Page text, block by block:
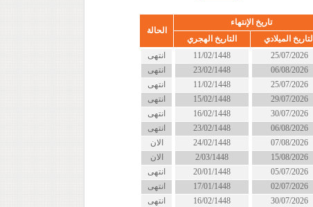
تاريخ الإنتهاء
الحالة
التاريخ الميلادي
التاريخ الهجري
25/07/2026
06/08/2026
25/07/2026
29/07/2026
30/07/2026
06/08/2026
07/08/2026
15/08/2026
05/07/2026
02/07/2026
30/07/2026
11/02/1448
23/02/1448
11/02/1448
15/02/1448
16/02/1448
23/02/1448
24/02/1448
2/03/1448
20/01/1448
17/01/1448
16/02/1448
انتهى
انتهى
انتهى
انتهى
انتهى
انتهى
الان
الان
انتهى
انتهى
انتهى